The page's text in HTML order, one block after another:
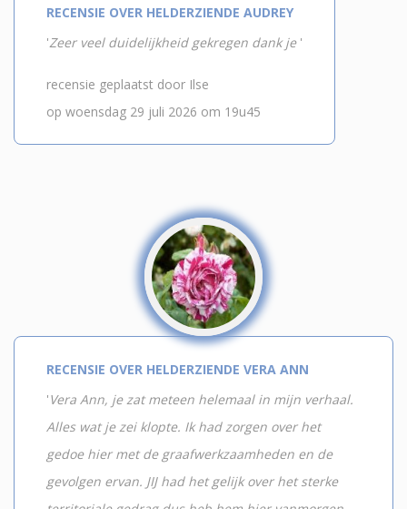
RECENSIE OVER HELDERZIENDE AUDREY
'Zeer veel duidelijkheid gekregen dank je '
recensie geplaatst door Ilse
op woensdag 29 juli 2026 om 19u45
RECENSIE OVER HELDERZIENDE VERA ANN
'Vera Ann, je zat meteen helemaal in mijn verhaal.
Alles wat je zei klopte. Ik had zorgen over het
gedoe hier met de graafwerkzaamheden en de
gevolgen ervan. JIJ had het gelijk over het sterke